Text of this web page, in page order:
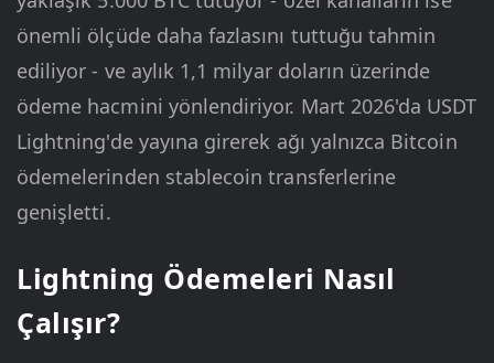
önemli ölçüde daha fazlasını tuttuğu tahmin
ediliyor - ve aylık 1,1 milyar doların üzerinde
ödeme hacmini yönlendiriyor. Mart 2026'da USDT
Lightning'de yayına girerek ağı yalnızca Bitcoin
ödemelerinden stablecoin transferlerine
genişletti.
Lightning Ödemeleri Nasıl
Çalışır?